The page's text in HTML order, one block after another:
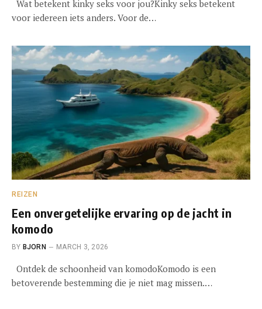
Wat betekent kinky seks voor jou?Kinky seks betekent
voor iedereen iets anders. Voor de…
REIZEN
Een onvergetelijke ervaring op de jacht in
komodo
BY BJORN MARCH 3, 2026
Ontdek de schoonheid van komodoKomodo is een
betoverende bestemming die je niet mag missen.…